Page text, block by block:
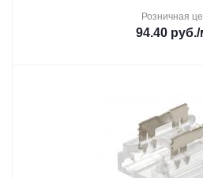
Розничная
94.40руб./